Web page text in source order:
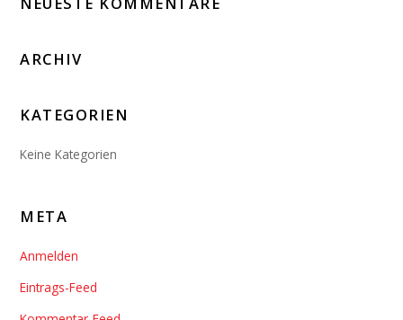
ARCHIV
KATEGORIEN
Keine Kategorien
META
Anmelden
Eintrags-Feed